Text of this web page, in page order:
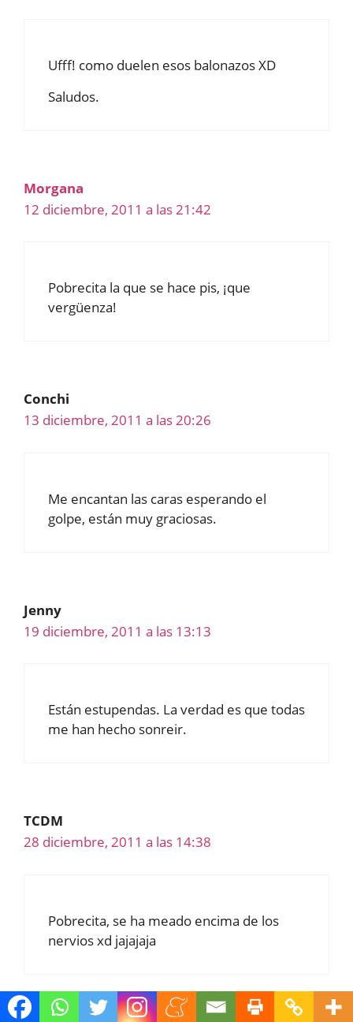
Ufff! como duelen esos balonazos XD
Saludos.
Morgana
12 diciembre, 2011 a las 21:42
Pobrecita la que se hace pis, ¡que
vergüenza!
Conchi
13 diciembre, 2011 a las 20:26
Me encantan las caras esperando el
golpe, están muy graciosas.
Jenny
19 diciembre, 2011 a las 13:13
Están estupendas. La verdad es que todas
me han hecho sonreir.
TCDM
28 diciembre, 2011 a las 14:38
Pobrecita, se ha meado encima de los
nervios xd jajajaja